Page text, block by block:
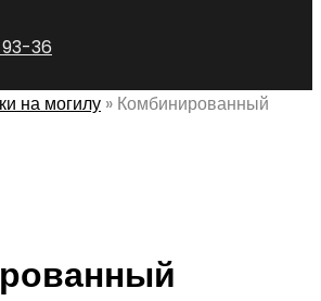
36
на могилу » Комбинированный